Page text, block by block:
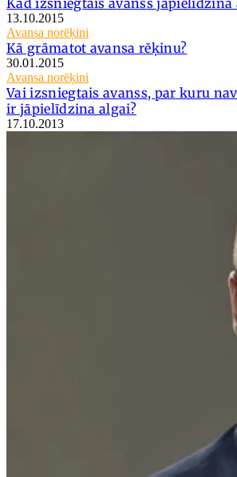
Kad izsniegtais avanss jāpielīdzina
13.10.2015
Avansa norēķini
Kā grāmatot avansa rēķinu?
30.01.2015
Avansa norēķini
Vai izsniegtais avanss, par kuru
ir jāpielīdzina algai?
17.10.2013